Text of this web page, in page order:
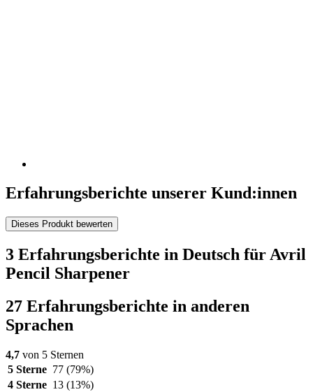
Erfahrungsberichte unserer Kund:innen
Dieses Produkt bewerten
3 Erfahrungsberichte in Deutsch für Avril
Pencil Sharpener
27 Erfahrungsberichte in anderen
Sprachen
4,7 von 5 Sternen
5 Sterne 77 (79%)
4 Sterne 13 (13%)